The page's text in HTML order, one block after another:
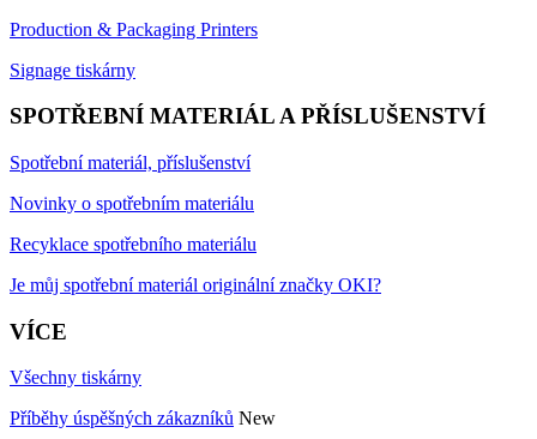
Production & Packaging Printers
Signage tiskárny
SPOTŘEBNÍ MATERIÁL A PŘÍSLUŠENSTVÍ
Spotřební materiál, příslušenství
Novinky o spotřebním materiálu
Recyklace spotřebního materiálu
Je můj spotřební materiál originální značky OKI?
VÍCE
Všechny tiskárny
Příběhy úspěšných zákazníků New